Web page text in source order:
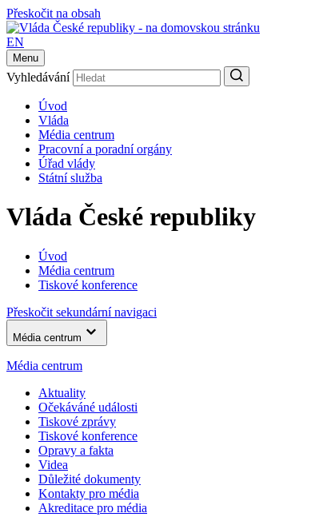
Přeskočit na obsah
EN
Menu
Vyhledávání
Úvod
Vláda
Média centrum
Pracovní a poradní orgány
Úřad vlády
Státní služba
Vláda České republiky
Úvod
Média centrum
Tiskové konference
Přeskočit sekundární navigaci
Média centrum
Média centrum
Aktuality
Očekáváné události
Tiskové zprávy
Tiskové konference
Opravy a fakta
Videa
Důležité dokumenty
Kontakty pro média
Akreditace pro média